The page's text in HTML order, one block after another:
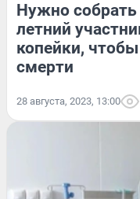
Нужно
летний
копейки,
смерти
28 августа, 2023, 13:00